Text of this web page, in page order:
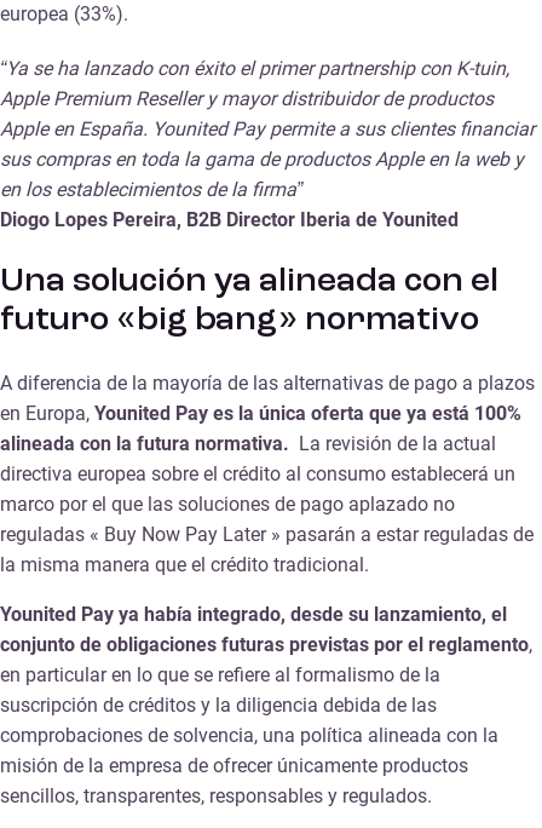
europea (33%).
“Ya se ha lanzado con éxito el primer partnership con K-tuin,
Apple Premium Reseller y mayor distribuidor de productos
Apple en España. Younited Pay permite a sus clientes financiar
sus compras en toda la gama de productos Apple en la web y
en los establecimientos de la firma”
Diogo Lopes Pereira, B2B Director Iberia de Younited
Una solución ya alineada con el
futuro «big bang» normativo
A diferencia de la mayoría de las alternativas de pago a plazos
en Europa, Younited Pay es la única oferta que ya está 100%
alineada con la futura normativa. La revisión de la actual
directiva europea sobre el crédito al consumo establecerá un
marco por el que las soluciones de pago aplazado no
reguladas « Buy Now Pay Later » pasarán a estar reguladas de
la misma manera que el crédito tradicional.
Younited Pay ya había integrado, desde su lanzamiento, el
conjunto de obligaciones futuras previstas por el reglamento,
en particular en lo que se refiere al formalismo de la
suscripción de créditos y la diligencia debida de las
comprobaciones de solvencia, una política alineada con la
misión de la empresa de ofrecer únicamente productos
sencillos, transparentes, responsables y regulados.